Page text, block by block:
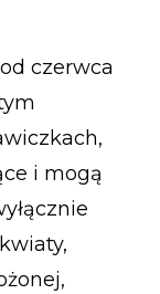
czerwca
i mogą